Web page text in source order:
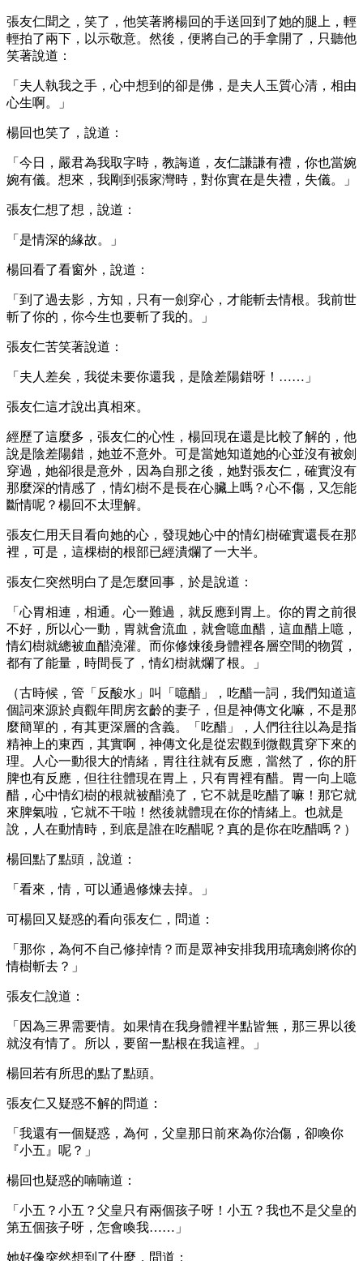
張友仁聞之，笑了，他笑著將楊回的手送回到了她的腿上，輕
輕拍了兩下，以示敬意。然後，便將自己的手拿開了，只聽他
笑著說道：
「夫人執我之手，心中想到的卻是佛，是夫人玉質心清，相由
心生啊。」
楊回也笑了，說道：
「今日，嚴君為我取字時，教誨道，友仁謙謙有禮，你也當婉
婉有儀。想來，我剛到張家灣時，對你實在是失禮，失儀。」
張友仁想了想，說道：
「是情深的緣故。」
楊回看了看窗外，說道：
「到了過去影，方知，只有一劍穿心，才能斬去情根。我前世
斬了你的，你今生也要斬了我的。」
張友仁苦笑著說道：
「夫人差矣，我從未要你還我，是陰差陽錯呀！……」
張友仁這才說出真相來。
經歷了這麼多，張友仁的心性，楊回現在還是比較了解的，他
說是陰差陽錯，她並不意外。可是當她知道她的心並沒有被劍
穿過，她卻很是意外，因為自那之後，她對張友仁，確實沒有
那麼深的情感了，情幻樹不是長在心臟上嗎？心不傷，又怎能
斷情呢？楊回不太理解。
張友仁用天目看向她的心，發現她心中的情幻樹確實還長在那
裡，可是，這棵樹的根部已經潰爛了一大半。
張友仁突然明白了是怎麼回事，於是說道：
「心胃相連，相通。心一難過，就反應到胃上。你的胃之前很
不好，所以心一動，胃就會流血，就會噫血醋，這血醋上噫，
情幻樹就總被血醋澆灌。而你修煉後身體裡各層空間的物質，
都有了能量，時間長了，情幻樹就爛了根。」
（古時候，管「反酸水」叫「噫醋」，吃醋一詞，我們知道這
個詞來源於貞觀年間房玄齡的妻子，但是神傳文化嘛，不是那
麼簡單的，有其更深層的含義。「吃醋」，人們往往以為是指
精神上的東西，其實啊，神傳文化是從宏觀到微觀貫穿下來的
理。人心一動很大的情緒，胃往往就有反應，當然了，你的肝
脾也有反應，但往往體現在胃上，只有胃裡有醋。胃一向上噫
醋，心中情幻樹的根就被醋澆了，它不就是吃醋了嘛！那它就
來脾氣啦，它就不干啦！然後就體現在你的情緒上。也就是
說，人在動情時，到底是誰在吃醋呢？真的是你在吃醋嗎？）
楊回點了點頭，說道：
「看來，情，可以通過修煉去掉。」
可楊回又疑惑的看向張友仁，問道：
「那你，為何不自己修掉情？而是眾神安排我用琉璃劍將你的
情樹斬去？」
張友仁說道：
「因為三界需要情。如果情在我身體裡半點皆無，那三界以後
就沒有情了。所以，要留一點根在我這裡。」
楊回若有所思的點了點頭。
張友仁又疑惑不解的問道：
「我還有一個疑惑，為何，父皇那日前來為你治傷，卻喚你
『小五』呢？」
楊回也疑惑的喃喃道：
「小五？小五？父皇只有兩個孩子呀！小五？我也不是父皇的
第五個孩子呀，怎會喚我……」
她好像突然想到了什麼，問道：